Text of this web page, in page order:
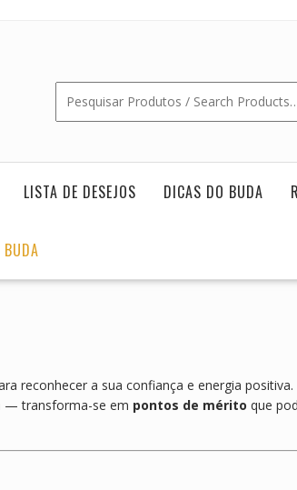
LISTA DE DESEJOS DICAS DO BUDA
BUDA
reconhecer a sua confiança e energia positiva.
— transforma-se em pontos de mérito que